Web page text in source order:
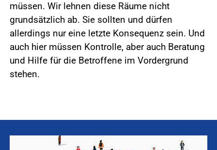
müssen. Wir lehnen diese Räume nicht
grundsätzlich ab. Sie sollten und dürfen
allerdings nur eine letzte Konsequenz sein. Und
auch hier müssen Kontrolle, aber auch Beratung
und Hilfe für die Betroffene im Vordergrund
stehen.